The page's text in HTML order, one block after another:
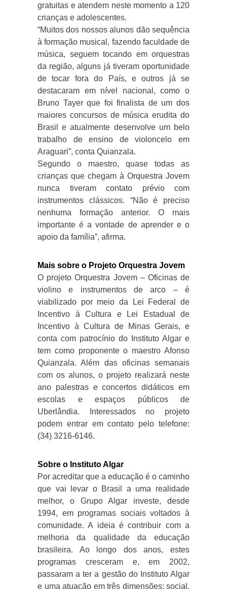
gratuitas e atendem neste momento a 120
crianças e adolescentes.
“Muitos dos nossos alunos dão sequência
à formação musical, fazendo faculdade de
música, seguem tocando em orquestras
da região, alguns já tiveram oportunidade
de tocar fora do País, e outros já se
destacaram em nível nacional, como o
Bruno Tayer que foi finalista de um dos
maiores concursos de música erudita do
Brasil e atualmente desenvolve um belo
trabalho de ensino de violoncelo em
Araguari”, conta Quianzala.
Segundo o maestro, quase todas as
crianças que chegam à Orquestra Jovem
nunca tiveram contato prévio com
instrumentos clássicos. “Não é preciso
nenhuma formação anterior. O mais
importante é a vontade de aprender e o
apoio da família”, afirma.
Mais sobre o Projeto Orquestra Jovem
O projeto Orquestra Jovem – Oficinas de
violino e instrumentos de arco – é
viabilizado por meio da Lei Federal de
Incentivo à Cultura e Lei Estadual de
Incentivo à Cultura de Minas Gerais, e
conta com patrocínio do Instituto Algar e
tem como proponente o maestro Afonso
Quianzala. Além das oficinas semanais
com os alunos, o projeto realizará neste
ano palestras e concertos didáticos em
escolas e espaços públicos de
Uberlândia. Interessados no projeto
podem entrar em contato pelo telefone:
(34) 3216-6146.
Sobre o Instituto Algar
Por acreditar que a educação é o caminho
que vai levar o Brasil a uma realidade
melhor, o Grupo Algar investe, desde
1994, em programas sociais voltados à
comunidade. A ideia é contribuir com a
melhoria da qualidade da educação
brasileira. Ao longo dos anos, estes
programas cresceram e, em 2002,
passaram a ter a gestão do Instituto Algar
e uma atuação em três dimensões: social,